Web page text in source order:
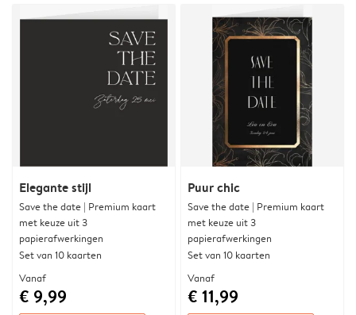
Elegante stijl
Save the date | Premium kaart
met keuze uit 3
papierafwerkingen
Set van 10 kaarten
Vanaf
€ 9,99
Puur chic
Save the date | Premium kaart
met keuze uit 3
papierafwerkingen
Set van 10 kaarten
Vanaf
€ 11,99